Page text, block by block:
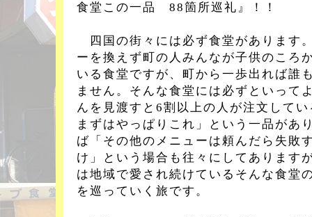
食堂この一品 88箇所巡礼』！！
四国の街々には必ず食堂があります
ーを換えず町の人みんなが子供のころ
いる食堂ですが、町から一歩出れば誰
ません。そんな食堂には必ずといって
んを見渡すと6割以上の人が注文して
まずはやっぱりこれ」という一品があ
ば「その他のメニューは頼んだら失敗
け」という場合も往々にしてありま
は地域で愛され続けているそんな食堂
を巡っていく旅です。